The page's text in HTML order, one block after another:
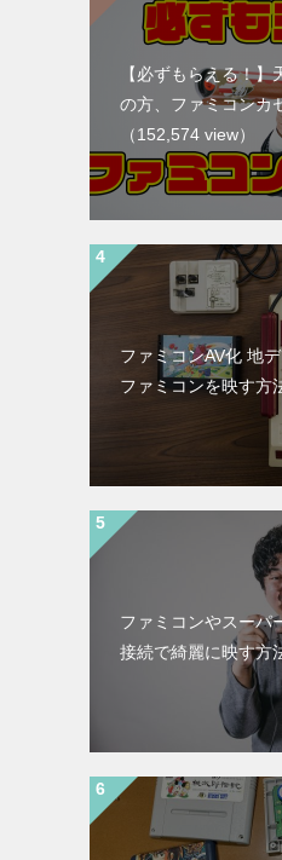
【必ずもらえる！
の方、ファミコンカ
（152,574 view）
ファミコンAV化 地
ファミコンを映す方
ファミコンやスーパ
接続で綺麗に映す方